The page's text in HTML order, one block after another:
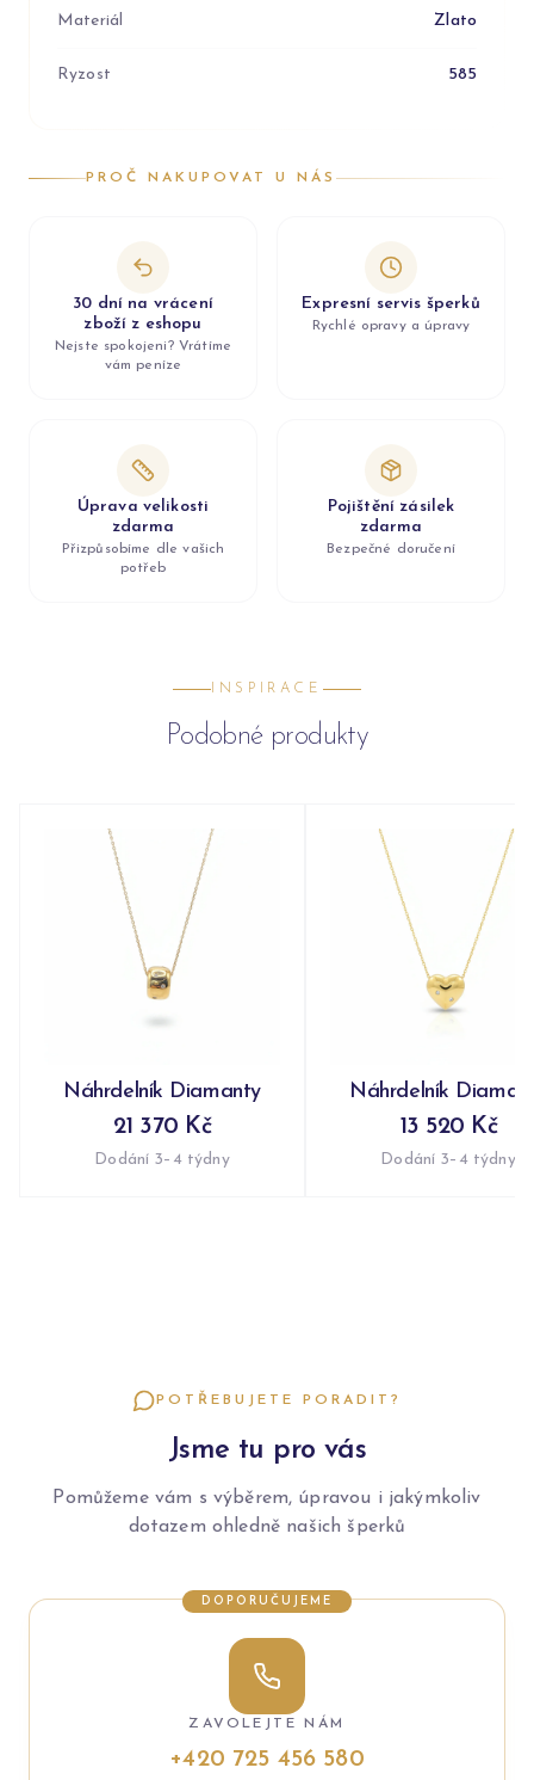
Materiál Zlato
Ryzost 585
PROČ NAKUPOVAT U NÁS
30 dní na vrácení
zboží z eshopu
Nejste spokojeni? Vrátíme
vám peníze
Expresní servis šperků
Rychlé opravy a úpravy
Úprava velikosti
zdarma
Přizpůsobíme dle vašich
potřeb
Pojištění zásilek
zdarma
Bezpečné doručení
INSPIRACE
Podobné produkty
Náhrdelník Diamanty
21 370 Kč
Dodání 3–4 týdny
Náhrdelník
13 520 Kč
Dodání 3–4 týdny
POTŘEBUJETE PORADIT?
Jsme tu pro vás
Pomůžeme vám s výběrem, úpravou i jakýmkoliv
dotazem ohledně našich šperků
DOPORUČUJEME
ZAVOLEJTE NÁM
+420 725 456 580